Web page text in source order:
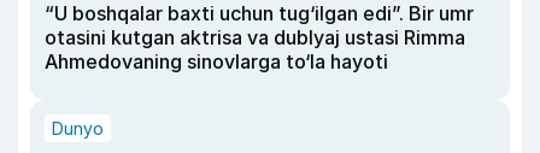
“U boshqalar baxti uchun tug‘ilgan edi”. Bir umr
otasini kutgan aktrisa va dublyaj ustasi Rimma
Ahmedovaning sinovlarga to‘la hayoti
Dunyo